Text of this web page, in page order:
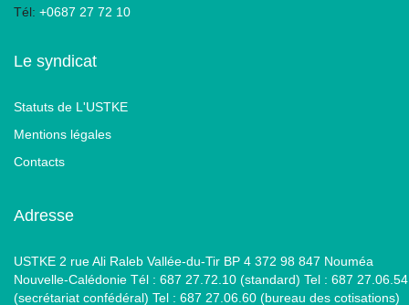
Tél: +0687 27 72 10
Le syndicat
Statuts de L'USTKE
Mentions légales
Contacts
Adresse
USTKE 2 rue Ali Raleb Vallée-du-Tir BP 4 372 98 847 Nouméa
Nouvelle-Calédonie Tél : 687 27.72.10 (standard) Tel : 687 27.06.54
(secrétariat confédéral) Tel : 687 27.06.60 (bureau des cotisations)